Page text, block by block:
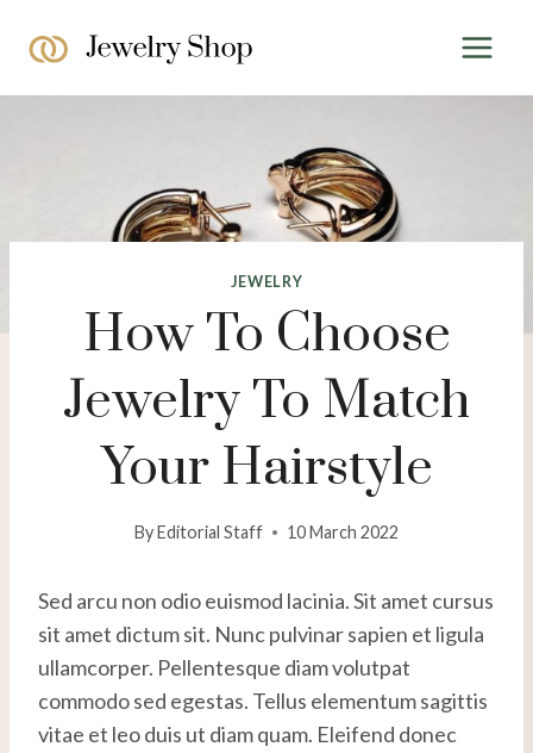
JEWELRY
How To Choose
Jewelry To Match
Your Hairstyle
ByEditorial Staff 10 March 2022
Sed arcu non odio euismod lacinia. Sit amet cursus
sit amet dictum sit. Nunc pulvinar sapien et ligula
ullamcorper. Pellentesque diam volutpat
commodo sed egestas. Tellus elementum sagittis
vitae et leo duis ut diam quam. Eleifend donec